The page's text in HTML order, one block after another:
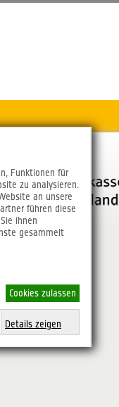
Funktionen für
zu analysieren.
an unsere
führen diese
ihnen
gesammelt
Cookies zulassen
Details zeigen